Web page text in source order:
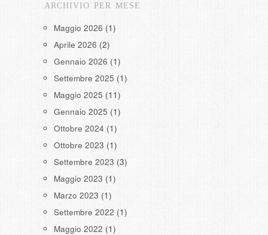
ARCHIVIO PER MESE
Maggio 2026 (1)
Aprile 2026 (2)
Gennaio 2026 (1)
Settembre 2025 (1)
Maggio 2025 (11)
Gennaio 2025 (1)
Ottobre 2024 (1)
Ottobre 2023 (1)
Settembre 2023 (3)
Maggio 2023 (1)
Marzo 2023 (1)
Settembre 2022 (1)
Maggio 2022 (1)